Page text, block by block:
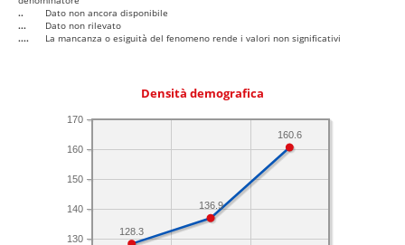
..
Dato non ancora disponibile
...
Dato non rilevato
....
La mancanza o esiguità del fenomeno rende i valori non significativi
Densità demografica
130
140
150
160
170
160.6
136.9
128.3